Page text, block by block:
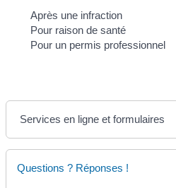
Après une infraction
Pour raison de santé
Pour un permis professionnel
Services en ligne et formulaires
Questions ? Réponses !